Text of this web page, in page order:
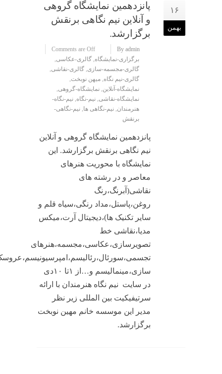
۱۶
بهمن
پانزدهمین نمایشگاه گروهی
و آنلاین نیم نگاهی برنقش
برگزارشد.
By admin
Comments are Off
برگزاری-نمایشگاه, گالری-عکاسی,
گالری-مجسمه-سازی, گالری-نقاشی,
گالری-نیم نگاه, میهن نوبخت,
نمایشگاه-آنلاین, نمایشگاه-گروهی,
نمایشگاه-نقاشی, نیم-نگاه, نیم-نگاه-
هنرمندان, نیم-نگاهی ها, نیم-نگاهی-
برنقش
پانزدهمین نمایشگاه گروهی و آنلاین
نیم نگاهی برنقش برگزارشد. این
نمایشگاه با محوریت هنرهای
معاصر و در رشته های
نقاشی(آبرنگ،رنگ
روغن،پاستل،مداد رنگی،سیاه قلم و
سایر تکنیک ها)،دیجیتال آرت،میکس
مدیا،نقاشی خط
تصویرسازی،عکاسی،مجسمه،هنرهای
سازی،مینمالیسم و…از ۱تا ۱۰دی
در سایت نیم نگاه هنرمندان با ارائه
سرتیفیکیت بین المللی زیر نظر
مدیر این موسسه خانم مهین نوبخت
برگزارشد.